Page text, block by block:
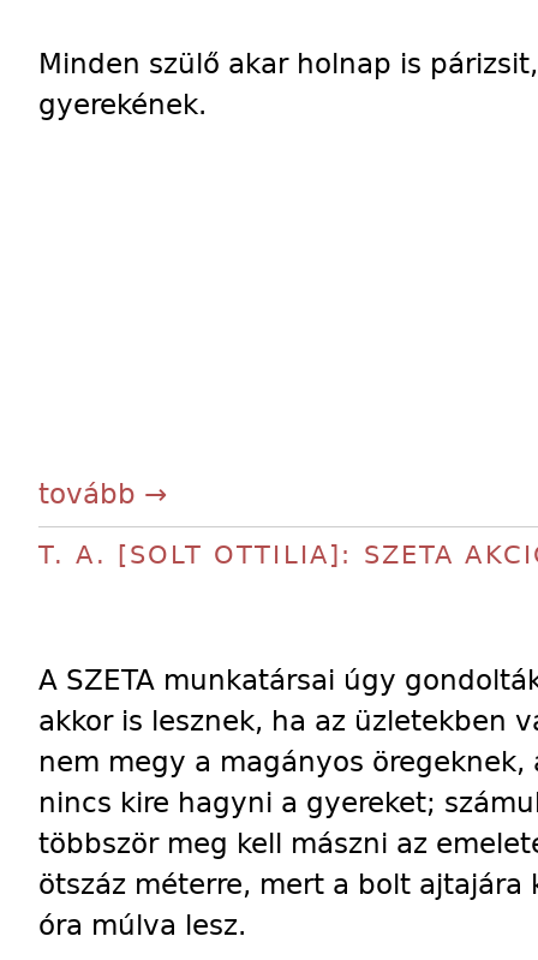
Minden szülő akar holnap is
gyerekének.
tovább →
T. A. [SOLT OTTILIA]: SZETA
A SZETA munkatársai úgy
akkor is lesznek, ha az üzletekben
nem megy a magányos
nincs kire hagyni a gyereket;
többször meg kell mászni az
ötszáz méterre, mert a bolt
óra múlva lesz.